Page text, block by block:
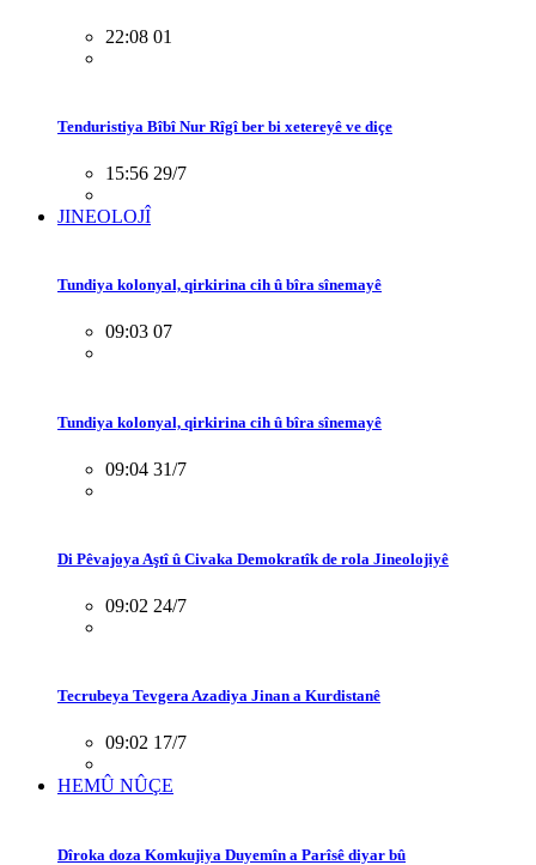
22:08 01
Tenduristiya Bîbî Nur Rîgî ber bi xetereyê ve diçe
15:56 29/7
JINEOLOJÎ
Tundiya kolonyal, qirkirina cih û bîra sînemayê
09:03 07
Tundiya kolonyal, qirkirina cih û bîra sînemayê
09:04 31/7
Di Pêvajoya Aştî û Civaka Demokratîk de rola Jineolojiyê
09:02 24/7
Tecrubeya Tevgera Azadiya Jinan a Kurdistanê
09:02 17/7
HEMÛ NÛÇE
Dîroka doza Komkujiya Duyemîn a Parîsê diyar bû